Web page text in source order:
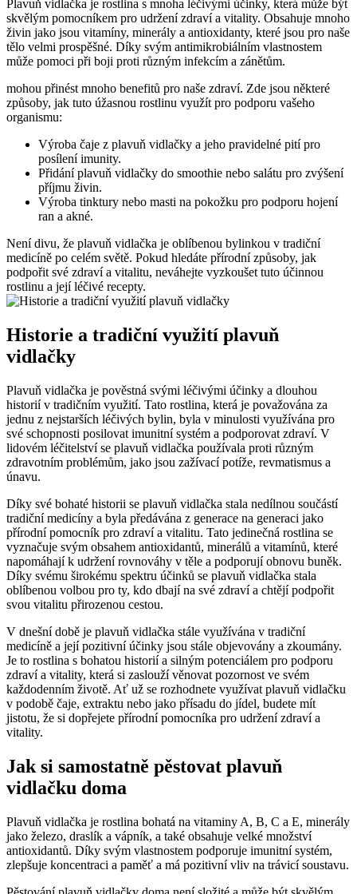
Plavuň vidlačka je rostlina s mnoha léčivými účinky, která může být
skvělým pomocníkem pro udržení zdraví a vitality. Obsahuje mnoho
živin jako jsou vitamíny, minerály a antioxidanty, které jsou pro naše
tělo velmi prospěšné. Díky svým antimikrobiálním vlastnostem
může pomoci při boji proti různým infekcím a zánětům.
mohou přinést mnoho benefitů pro naše zdraví. Zde jsou některé
způsoby, jak tuto úžasnou rostlinu využít pro podporu vašeho
organismu:
Výroba čaje z plavuň vidlačky a jeho pravidelné pití pro
posílení imunity.
Přidání plavuň vidlačky do smoothie nebo salátu pro zvýšení
příjmu živin.
Výroba tinktury nebo masti na pokožku pro podporu hojení
ran a akné.
Není divu, že plavuň vidlačka je oblíbenou bylinkou v tradiční
medicíně po celém světě. Pokud hledáte přírodní způsoby, jak
podpořit své zdraví a vitalitu, neváhejte vyzkoušet tuto účinnou
rostlinu a její léčivé recepty.
Historie a tradiční využití plavuň
vidlačky
Plavuň vidlačka je pověstná svými léčivými účinky a dlouhou
historií v tradičním využití. Tato rostlina, která je považována za
jednu z nejstarších léčivých bylin, byla v minulosti využívána pro
své schopnosti posilovat imunitní systém a podporovat zdraví. V
lidovém léčitelství se plavuň vidlačka používala proti různým
zdravotním problémům, jako jsou zažívací potíže, revmatismus a
únavu.
Díky své bohaté historii se plavuň vidlačka stala nedílnou součástí
tradiční medicíny a byla předávána z generace na generaci jako
přírodní pomocník pro zdraví a vitalitu. Tato jedinečná rostlina se
vyznačuje svým obsahem antioxidantů, minerálů a vitamínů, které
napomáhají k udržení rovnováhy v těle a podporují obnovu buněk.
Díky svému širokému spektru účinků se plavuň vidlačka stala
oblíbenou volbou pro ty, kdo dbají na své zdraví a chtějí podpořit
svou vitalitu přirozenou cestou.
V dnešní době je plavuň vidlačka stále využívána v tradiční
medicíně a její pozitivní účinky jsou stále objevovány a zkoumány.
Je to rostlina s bohatou historií a silným potenciálem pro podporu
zdraví a vitality, která si zaslouží věnovat pozornost ve svém
každodenním životě. Ať už se rozhodnete využívat plavuň vidlačku
v podobě čaje, extraktu nebo jako přísadu do jídel, budete mít
jistotu, že si dopřejete přírodní pomocníka pro udržení zdraví a
vitality.
Jak si samostatně pěstovat plavuň
vidlačku doma
Plavuň vidlačka je rostlina bohatá na vitaminy A, B, C a E, minerály
jako železo, draslík a vápník, a také obsahuje velké množství
antioxidantů. Díky svým vlastnostem podporuje imunitní systém,
zlepšuje koncentraci a paměť a má pozitivní vliv na trávicí soustavu.